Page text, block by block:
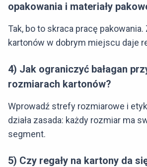
opakowania i materiały
Tak, bo to skraca pracę pakowania.
kartonów w dobrym miejscu daje
4) Jak ograniczyć bałagan
rozmiarach kartonów?
Wprowadź strefy rozmiarowe i
działa zasada: każdy rozmiar ma
segment.
5) Czy regały na kartony da